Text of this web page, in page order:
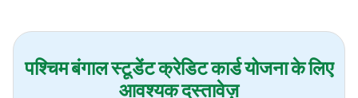
पश्चिम बंगाल स्टूडेंट क्रेडिट कार्ड योजना के लिए
आवश्यक दस्तावेज़